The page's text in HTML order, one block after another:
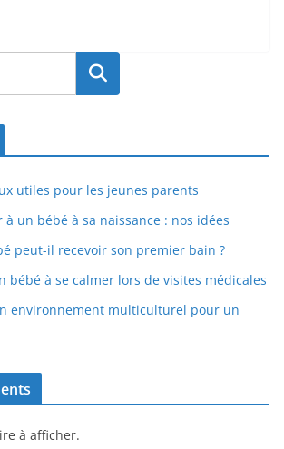
Rechercher
utiles pour les jeunes parents
un bébé à sa naissance : nos idées
peut-il recevoir son premier bain ?
bébé à se calmer lors de visites médicales
environnement multiculturel pour un
à afficher.